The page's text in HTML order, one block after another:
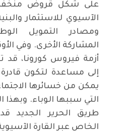
على شكل قروض
ومصادر التمويل
المشاركة الأخرى. وفي
أزمة فيروس كورونا، قد
إلى مساعدة لتكون
يمكن من خسائرها
التي سببها الوباء.
طريق الحرير الجديد
الخاص عبر القارة